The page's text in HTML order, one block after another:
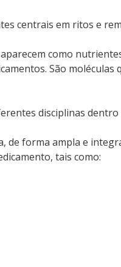
centrais em ritos e
como
São moléculas
disciplinas
forma ampla e
tais como: